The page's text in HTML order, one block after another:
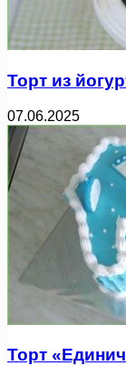
Торт из
07.06.2025
Торт